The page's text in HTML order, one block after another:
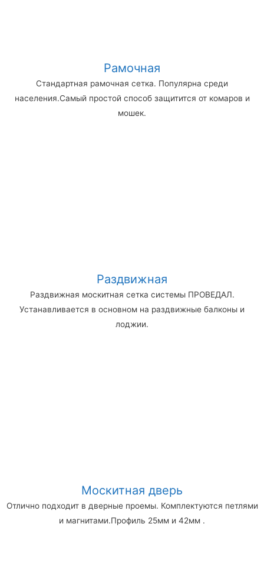
Рамочная
Стандартная рамочная сетка. Популярна среди
населения.Самый простой способ защитится от комаров и
мошек.
Раздвижная
Раздвижная москитная сетка системы ПРОВЕДАЛ.
Устанавливается в основном на раздвижные балконы и
лоджии.
Москитная дверь
Отлично подходит в дверные проемы. Комплектуются петлями
и магнитами.Профиль 25мм и 42мм .